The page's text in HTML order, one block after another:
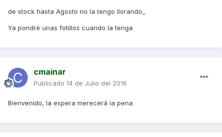
de stock hasta Agosto no la tengo llorando_
Ya pondré unas fotillos cuando la tenga
cmainar
Publicado 14 de Julio del 2016
Bienvenido, la espera merecerá la pena